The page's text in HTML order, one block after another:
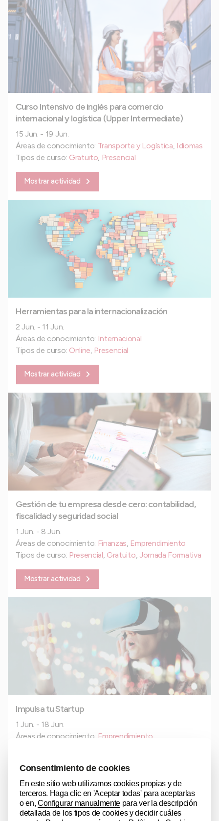
Curso Intensivo de inglés para comercio
internacional y logística (Upper Intermediate)
15 Jun. - 19 Jun.
Áreas de conocimiento: Transporte y Logística, Idiomas
Tipos de curso: Gratuito, Presencial
Mostrar actividad
Herramientas para la internacionalización
2 Jun. - 11 Jun.
Áreas de conocimiento: Internacional
Tipos de curso: Online, Presencial
Mostrar actividad
Gestión de tu empresa desde cero: contabilidad,
fiscalidad y seguridad social
1 Jun. - 8 Jun.
Áreas de conocimiento: Finanzas Emprendimiento
Tipos de curso: Presencial Gratuito Jornada Formativa
Mostrar actividad
Impulsa tu Startup
1 Jun. - 18 Jun.
Áreas de conocimiento: Emprendimiento
Mostrar actividad